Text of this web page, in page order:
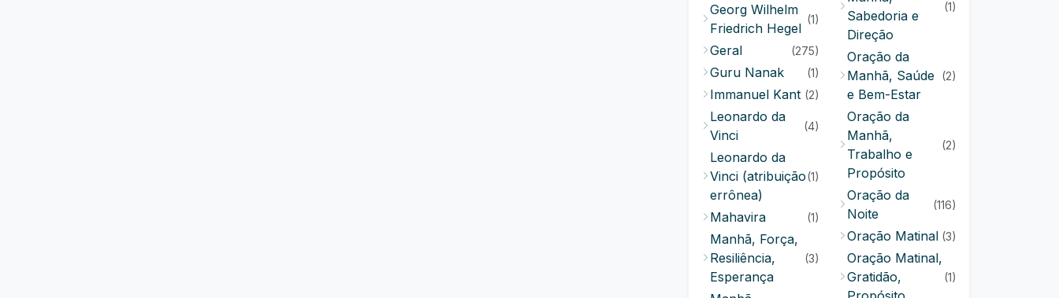
Georg Wilhelm
Friedrich Hegel
(1)
Geral (275)
Guru Nanak (1)
Immanuel Kant (2)
Leonardo da
Vinci
(4)
Leonardo da
Vinci (atribuição
errônea)
(1)
Mahavira (1)
Manhã, Força,
Resiliência,
Esperança
(3)
Sabedoria e
Direção
(1)
Oração da
Manhã, Saúde
e Bem-Estar
(2)
Oração da
Manhã,
Trabalho e
Propósito
(2)
Oração da
Noite
(116)
Oração Matinal (3)
Oração Matinal,
Gratidão,
(1)